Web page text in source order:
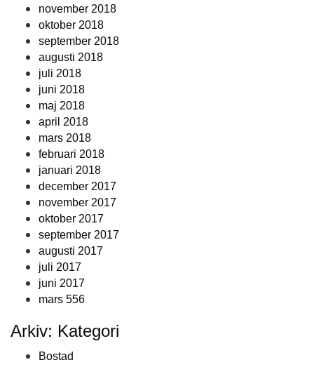
november 2018
oktober 2018
september 2018
augusti 2018
juli 2018
juni 2018
maj 2018
april 2018
mars 2018
februari 2018
januari 2018
december 2017
november 2017
oktober 2017
september 2017
augusti 2017
juli 2017
juni 2017
mars 556
Arkiv: Kategori
Bostad